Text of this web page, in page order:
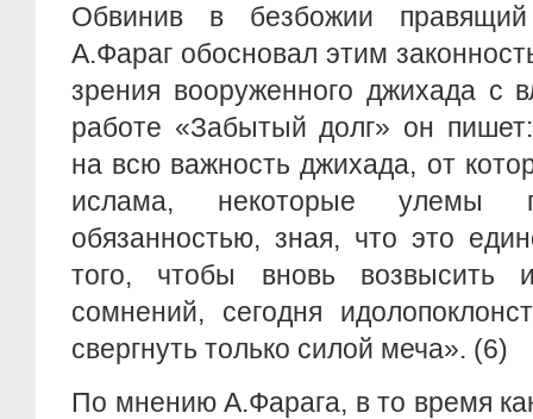
Обвинив в безбожии правящий
А.Фараг обосновал этим
зрения вооруженного джихада с
работе «Забытый долг» он
на всю важность джихада, от
ислама, некоторые улемы
обязанностью, зная, что это
того, чтобы вновь возвысить
сомнений, сегодня
свергнуть только силой меча». (6)
По мнению А.Фарага, в то время